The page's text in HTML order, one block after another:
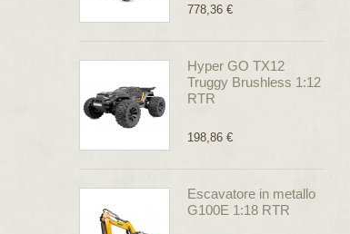
778,36 €
Hyper GO TX12
Truggy Brushless 1:12
RTR
198,86 €
Escavatore in metallo
G100E 1:18 RTR